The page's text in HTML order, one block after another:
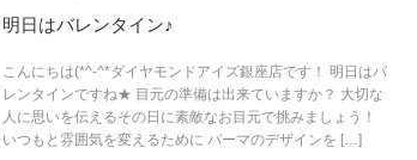
明日はバレンタイン♪
こんにちは(*^-^*ダイヤモンドアイズ銀座店です！ 明日はバ
レンタインですね★ 目元の準備は出来ていますか？ 大切な
人に思いを伝えるその日に素敵なお目元で挑みましょう！
いつもと雰囲気を変えるために パーマのデザインを […]